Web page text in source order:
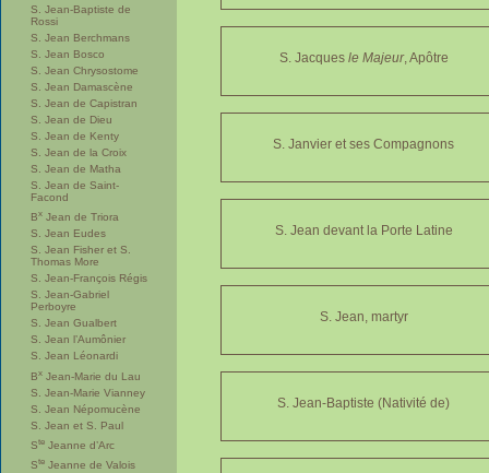
S. Jean-Baptiste de
Rossi
S. Jean Berchmans
S. Jean Bosco
S. Jean Chrysostome
S. Jean Damascène
S. Jean de Capistran
S. Jean de Dieu
S. Jean de Kenty
S. Jean de la Croix
S. Jean de Matha
S. Jean de Saint-
Facond
Bx Jean de Triora
S. Jean Eudes
S. Jean Fisher et S.
Thomas More
S. Jean-François Régis
S. Jean-Gabriel
Perboyre
S. Jean Gualbert
S. Jean l’Aumônier
S. Jean Léonardi
Bx Jean-Marie du Lau
S. Jean-Marie Vianney
S. Jean Népomucène
S. Jean et S. Paul
Ste Jeanne d’Arc
Ste Jeanne de Valois
S. Jacques le Majeur, Apôtre
S. Janvier et ses Compagnons
S. Jean devant la Porte Latine
S. Jean, martyr
S. Jean-Baptiste (Nativité de)